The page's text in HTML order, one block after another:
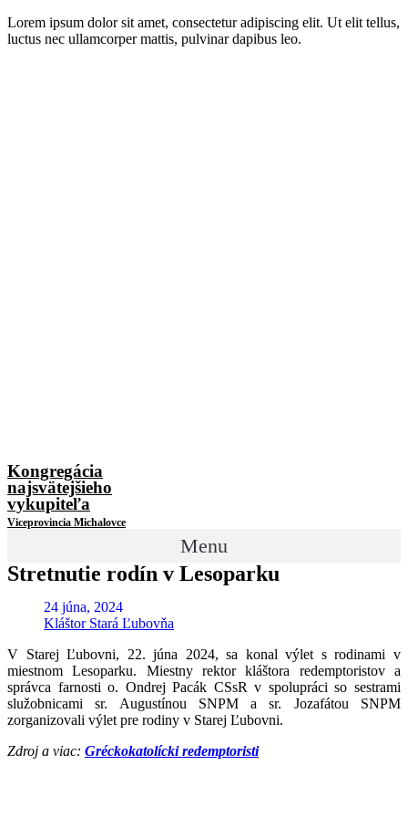
Lorem ipsum dolor sit amet, consectetur adipiscing elit. Ut elit tellus,
luctus nec ullamcorper mattis, pulvinar dapibus leo.
Kongregácia
najsvätejšieho
vykupiteľa
Viceprovincia Michalovce
Menu
Stretnutie rodín v Lesoparku
24 júna, 2024
Kláštor Stará Ľubovňa
V Starej Ľubovni, 22. júna 2024, sa konal výlet s rodinami v
miestnom Lesoparku. Miestny rektor kláštora redemptoristov a
správca farnosti o. Ondrej Pacák CSsR v spolupráci so sestrami
služobnicami sr. Augustínou SNPM a sr. Jozafátou SNPM
zorganizovali výlet pre rodiny v Starej Ľubovni.
Zdroj a viac: Gréckokatolícki redemptoristi